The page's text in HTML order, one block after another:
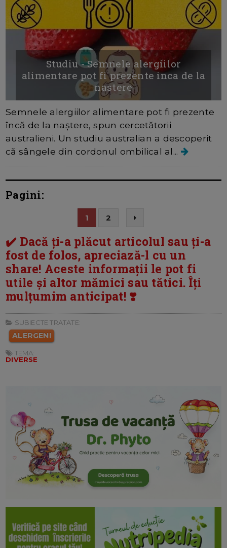
Studiu - Semnele alergiilor
alimentare pot fi prezente inca de la
nastere
Semnele alergiilor alimentare pot fi prezente
încă de la naștere, spun cercetătorii
australieni. Un studiu australian a descoperit
că sângele din cordonul ombilical al...
Pagini:
1 2
✔️ Dacă ți-a plăcut articolul sau ți-a
fost de folos, apreciază-l cu un
share! Aceste informații le pot fi
utile și altor mămici sau tătici. Îți
mulțumim anticipat! ❣️
SUBIECTE TRATATE:
ALERGENI
TEMA:
DIVERSE